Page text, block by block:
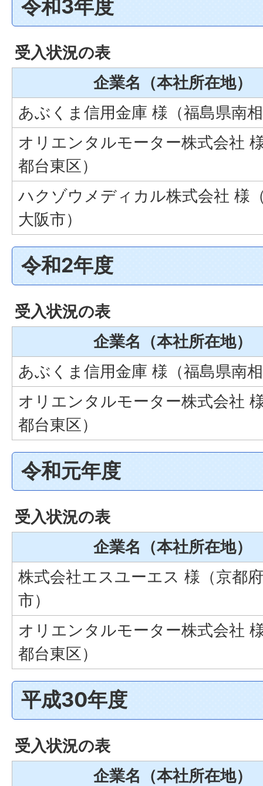
令和3年度
受入状況の表
企業名（本社所在地）
あぶくま信用金庫 様（福島県南
オリエンタルモーター株式会社
都台東区）
ハクゾウメディカル株式会社 様
大阪市）
令和2年度
受入状況の表
企業名（本社所在地）
あぶくま信用金庫 様（福島県南
オリエンタルモーター株式会社
都台東区）
令和元年度
受入状況の表
企業名（本社所在地）
株式会社エスユーエス 様（京都
市）
オリエンタルモーター株式会社
都台東区）
平成30年度
受入状況の表
企業名（本社所在地）